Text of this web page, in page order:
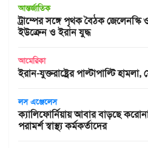
আন্তর্জাতিক
ট্রাম্পের সঙ্গে পৃথক বৈঠক
ইউক্রেন ও ইরান যুদ্ধ
আমেরিকা
ইরান-যুক্তরাষ্ট্রের পাল্টাপাল্টি
লস এঞ্জেলেস
ক্যালিফোর্নিয়ায় আবার বাড়ছে
পরামর্শ স্বাস্থ্য কর্মকর্তাদের